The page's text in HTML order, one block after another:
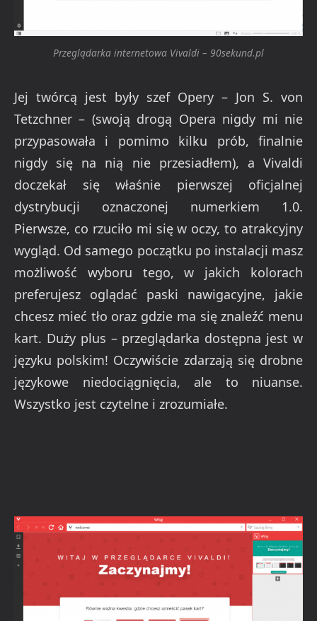
Przeglądarka internetowa Vivaldi – 90sekund.pl
Jej twórcą jest były szef Opery – Jon S. von
Tetzchner – (swoją drogą Opera nigdy mi nie
przypasowała i pomimo kilku prób, finalnie
nigdy się na nią nie przesiadłem), a Vivaldi
doczekał się właśnie pierwszej oficjalnej
dystrybucji oznaczonej numerkiem 1.0.
Pierwsze, co rzuciło mi się w oczy, to atrakcyjny
wygląd. Od samego początku po instalacji masz
możliwość wyboru tego, w jakich kolorach
preferujesz oglądać paski nawigacyjne, jakie
chcesz mieć tło oraz gdzie ma się znaleźć menu
kart. Duży plus – przeglądarka dostępna jest w
języku polskim! Oczywiście zdarzają się drobne
językowe niedociągnięcia, ale to niuanse.
Wszystko jest czytelne i zrozumiałe.